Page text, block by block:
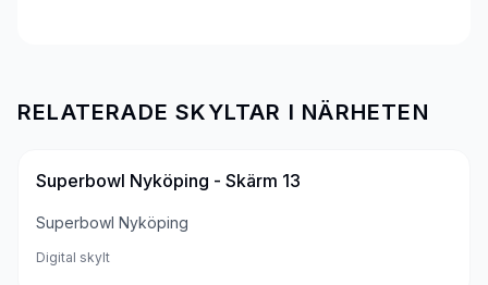
RELATERADE SKYLTAR I NÄRHETEN
Superbowl Nyköping - Skärm 13
Superbowl Nyköping
Digital skylt